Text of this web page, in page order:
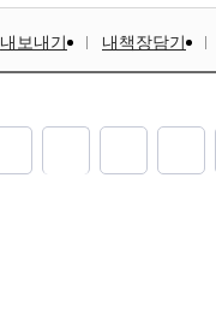
내보내기 내책장담기